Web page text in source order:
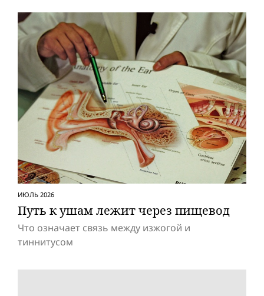
ИЮЛЬ 2026
Путь к ушам лежит через пищевод
Что означает связь между изжогой и
тиннитусом